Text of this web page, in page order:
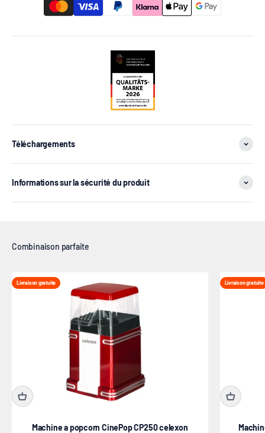
Téléchargements
Informations sur la sécurité du produit
Livraison gratuite
Machine a popcorn CinePop CP250 celexon
Livraison gratuite